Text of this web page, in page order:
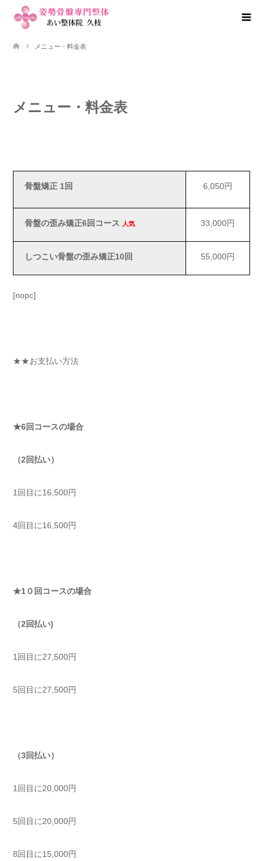
メニュー・料金表
メニュー・料金表
骨盤矯正 1回 6,050円
骨盤の歪み矯正6回コース 人気 33,000円
しつこい骨盤の歪み矯正10回 55,000円
[nopc]
★★お支払い方法
★6回コースの場合
（2回払い）
1回目に16,500円
4回目に16,500円
★1０回コースの場合
（2回払い)
1回目に27,500円
5回目に27,500円
（3回払い）
1回目に20,000円
5回目に20,000円
8回目に15,000円